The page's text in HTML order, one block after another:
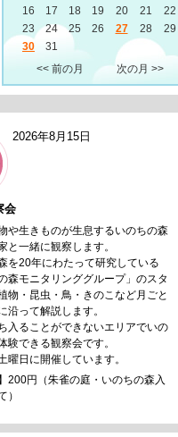
16
17 18 19 20 21
22
23
24 25 26 27 28
29
30
31
<< 前の月
次の月 >>
2026年8月15日
会
や生きものが生息するいのちの森
と一緒に観察します。
を20年にわたって研究している
森モニタリンググループ」のスタ
物・昆虫・鳥・きのこなど月ごと
沿って解説します。
入ることができないエリアでいの
験できる観察会です。
曜日に開催しています。
200円（朱雀の庭・いのちの森入
）